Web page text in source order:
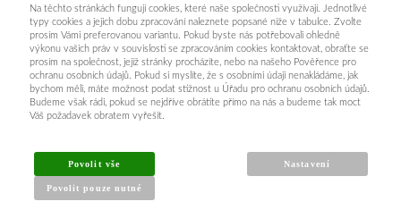
Na těchto stránkách fungují cookies, které naše společnosti využívají. Jednotlivé
typy cookies a jejich dobu zpracování naleznete popsané níže v tabulce. Zvolte
prosím Vámi preferovanou variantu. Pokud byste nás potřebovali ohledně
výkonu vašich práv v souvislosti se zpracováním cookies kontaktovat, obraťte se
prosím na společnost, jejíž stránky procházíte, nebo na našeho Pověřence pro
ochranu osobních údajů. Pokud si myslíte, že s osobními údaji nenakládáme, jak
bychom měli, máte možnost podat stížnost u Úřadu pro ochranu osobních údajů.
Budeme však rádi, pokud se nejdříve obrátíte přímo na nás a budeme tak moct
Váš požadavek obratem vyřešit.
Povolit vše
Povolit pouze nutné
Nastavení